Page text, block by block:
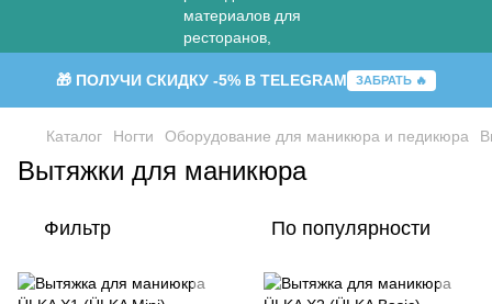
🎁 ПОЛУЧИ СКИДКУ -5% В TELEGRAM ЗАБРАТЬ 🔥
Каталог Ногти Оборудование для маникюра и педикюра
Вытяжки для маникюра
Фильтр По популярности